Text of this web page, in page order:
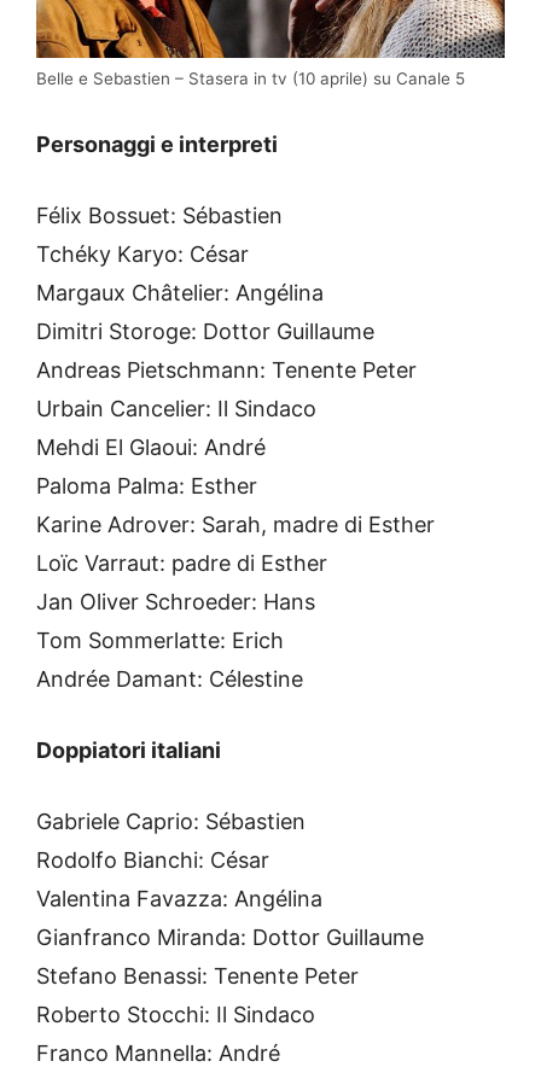
Belle e Sebastien – Stasera in tv (10 aprile) su Canale 5
Personaggi e interpreti
Félix Bossuet: Sébastien
Tchéky Karyo: César
Margaux Châtelier: Angélina
Dimitri Storoge: Dottor Guillaume
Andreas Pietschmann: Tenente Peter
Urbain Cancelier: Il Sindaco
Mehdi El Glaoui: André
Paloma Palma: Esther
Karine Adrover: Sarah, madre di Esther
Loïc Varraut: padre di Esther
Jan Oliver Schroeder: Hans
Tom Sommerlatte: Erich
Andrée Damant: Célestine
Doppiatori italiani
Gabriele Caprio: Sébastien
Rodolfo Bianchi: César
Valentina Favazza: Angélina
Gianfranco Miranda: Dottor Guillaume
Stefano Benassi: Tenente Peter
Roberto Stocchi: Il Sindaco
Franco Mannella: André